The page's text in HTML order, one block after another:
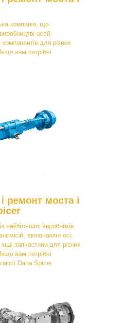
компанія, що
осей,
для різних
вам потрібні
ремонт моста і
найбільших виробників
включаючи осі,
запчастини для різних
вам потрібні
Dana Spicer